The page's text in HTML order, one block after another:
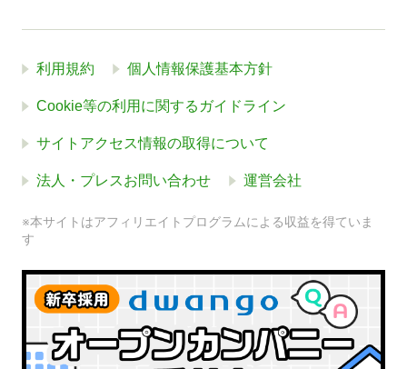
利用規約 個人情報保護基本方針
Cookie等の利用に関するガイドライン
サイトアクセス情報の取得について
法人・プレスお問い合わせ 運営会社
※本サイトはアフィリエイトプログラムによる収益を得ていま
す